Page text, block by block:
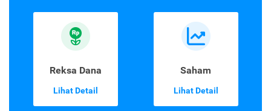
Reksa Dana
Lihat Detail
Saham
Lihat Detail